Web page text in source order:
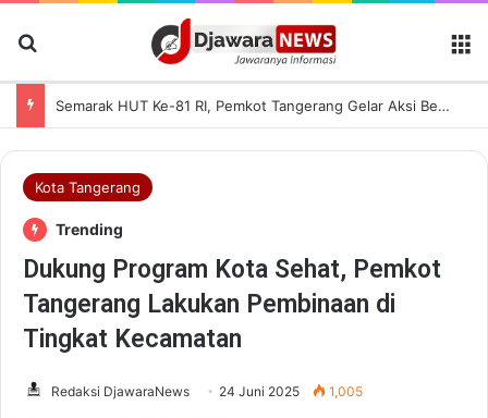
Semarak HUT Ke-81 RI, Pemkot Tangerang Gelar Aksi Bersih Kota dan Bagikan Bendera Merah Putih
Kota Tangerang
Trending
Dukung Program Kota Sehat, Pemkot
Tangerang Lakukan Pembinaan di
Tingkat Kecamatan
Redaksi DjawaraNews 24 Juni 2025 1,005